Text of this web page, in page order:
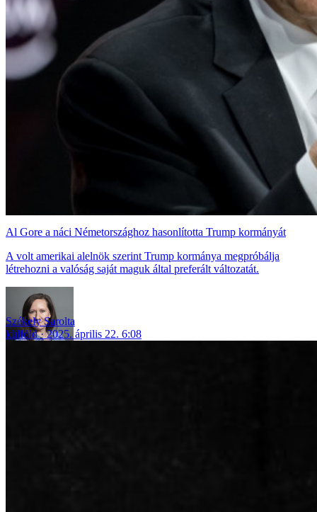
Al Gore a náci Németországhoz hasonlította Trump kormányát
A volt amerikai alelnök szerint Trump kormánya megpróbálja
létrehozni a valóság saját maguk által preferált változatát.
Székely Sarolta
külföld
2025. április 22. 6:08